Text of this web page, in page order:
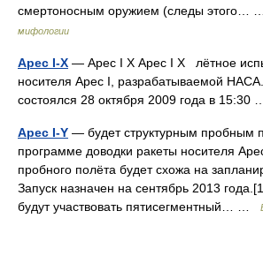
смертоносным оружием (следы этого…
мифологии
Арес I-Х — Арес I X Арес I X лётное
носителя Арес I, разрабатываемой
состоялся 28 октября 2009 года в 15:30
Арес I-Y — будет структурным пробным
программе доводки ракеты носителя
пробного полёта будет схожа на
Запуск назначен на сентябрь 2013
будут участвовать пятисегментный… …